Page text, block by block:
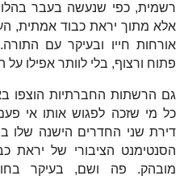
רשמית, כפי שנעשה בעבר
אלא מתוך יראת כבוד אמתית,
אורחות חייו ובעיקר עם
פתוח ורצוף, בלי לוותר אפילו
גם הרשתות החברתיות הוצפו
כל מי שזכה לפגוש אותו אי
דירת שני החדרים הישנה שלו
הסנטימנט הציבורי של יראת
מובהק. פה ושם, בעיקר